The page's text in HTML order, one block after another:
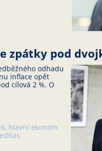
zpátky pod
odhadu
inflace opět
cílová 2 %. O
hlavní ekonom